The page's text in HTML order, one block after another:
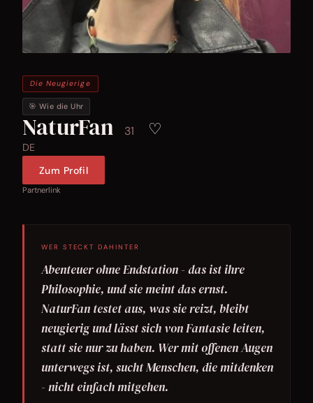
Die Neugierige
🎯 Wie die Uhr
NaturFan 31 ♡
DE
Zum Profil
Partnerlink
WER STECKT DAHINTER
Abenteuer ohne Endstation - das ist ihre
Philosophie, und sie meint das ernst.
NaturFan testet aus, was sie reizt, bleibt
neugierig und lässt sich von Fantasie leiten,
statt sie nur zu haben. Wer mit offenen Augen
unterwegs ist, sucht Menschen, die mitdenken
- nicht einfach mitgehen.